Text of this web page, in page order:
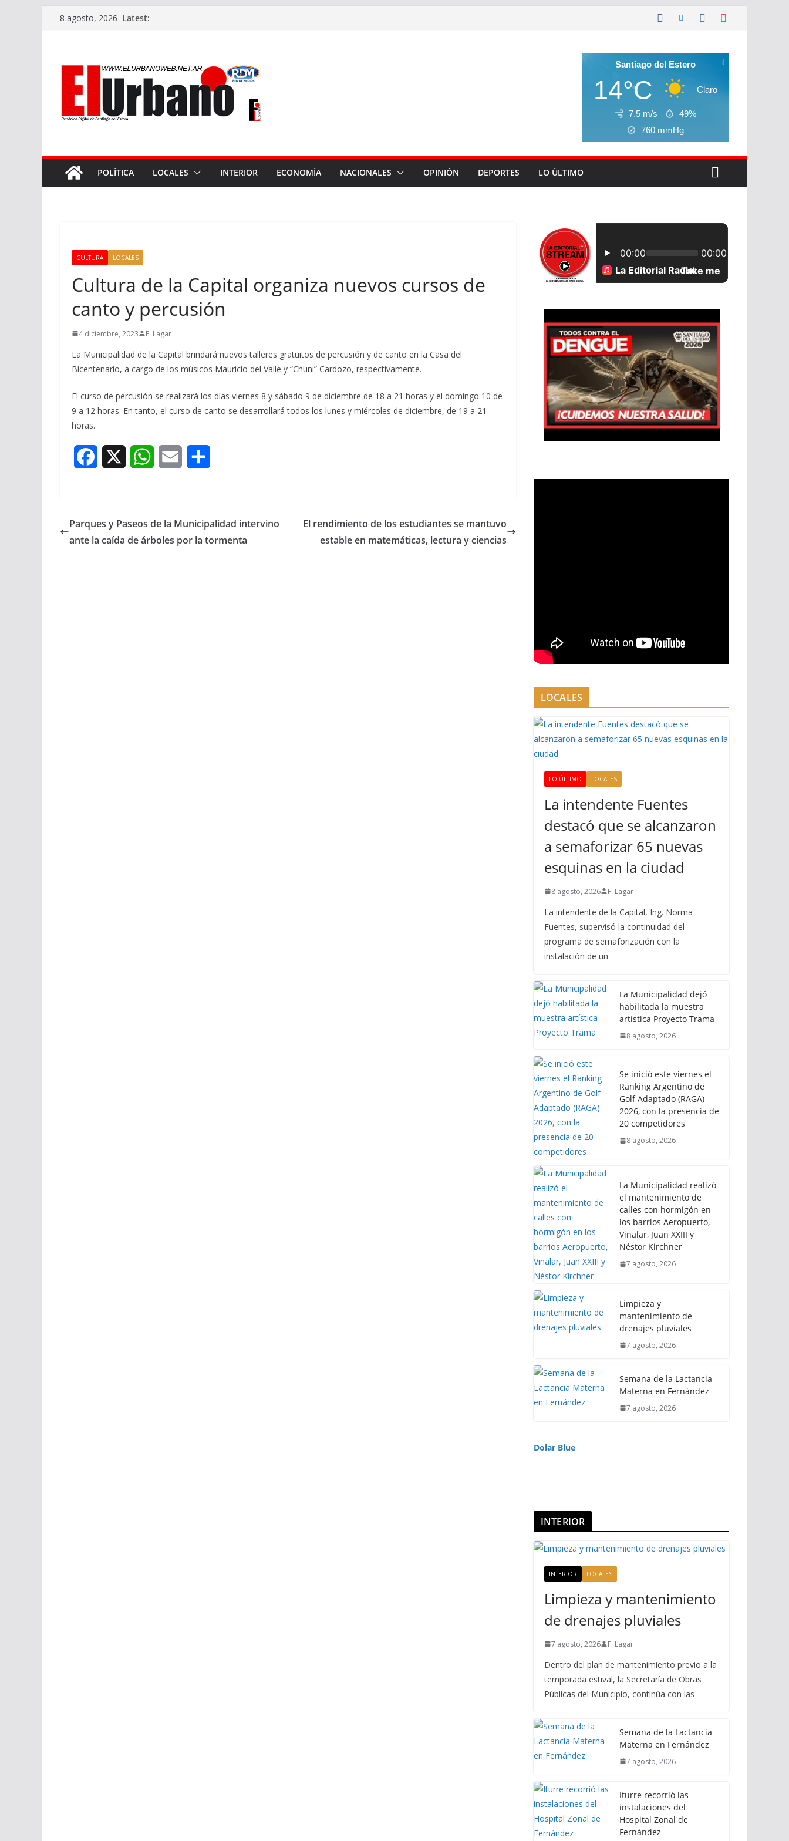
8 agosto, 2026 Latest:
Santiago del Estero
14°C Claro
7.5 m/s
49%
760 mmHg
POLÍTICA LOCALES INTERIOR ECONOMÍA NACIONALES OPINIÓN DEPORTES LO ÚLTIMO
CULTURA LOCALES
Cultura de la Capital organiza nuevos cursos de
canto y percusión
4 diciembre, 2023 F. Lagar
La Municipalidad de la Capital brindará nuevos talleres gratuitos de percusión y de canto en la Casa del
Bicentenario, a cargo de los músicos Mauricio del Valle y “Chuni” Cardozo, respectivamente.
El curso de percusión se realizará los días viernes 8 y sábado 9 de diciembre de 18 a 21 horas y el domingo 10 de
9 a 12 horas. En tanto, el curso de canto se desarrollará todos los lunes y miércoles de diciembre, de 19 a 21
horas.
e
W
t
i
r
Parques y Paseos de la Municipalidad intervino
ante la caída de árboles por la tormenta
El rendimiento de los estudiantes se mantuvo
estable en matemáticas, lectura y ciencias
LOCALES
LO ÚLTIMO LOCALES
La intendente Fuentes
destacó que se alcanzaron
a semaforizar 65 nuevas
esquinas en la ciudad
8 agosto, 2026 F. Lagar
La intendente de la Capital, Ing. Norma
Fuentes, supervisó la continuidad del
programa de semaforización con la
instalación de un
La Municipalidad dejó
habilitada la muestra
artística Proyecto Trama
8 agosto, 2026
Se inició este viernes el
Ranking Argentino de
Golf Adaptado (RAGA)
2026, con la presencia de
20 competidores
8 agosto, 2026
La Municipalidad realizó
el mantenimiento de
calles con hormigón en
los barrios Aeropuerto,
Vinalar, Juan XXIII y
Néstor Kirchner
7 agosto, 2026
Limpieza y
mantenimiento de
drenajes pluviales
7 agosto, 2026
Semana de la Lactancia
Materna en Fernández
7 agosto, 2026
Dolar Blue
INTERIOR
INTERIOR LOCALES
Limpieza y mantenimiento
de drenajes pluviales
7 agosto, 2026 F. Lagar
Dentro del plan de mantenimiento previo a la
temporada estival, la Secretaría de Obras
Públicas del Municipio, continúa con las
Semana de la Lactancia
Materna en Fernández
7 agosto, 2026
Iturre recorrió las
instalaciones del
Hospital Zonal de
Fernández